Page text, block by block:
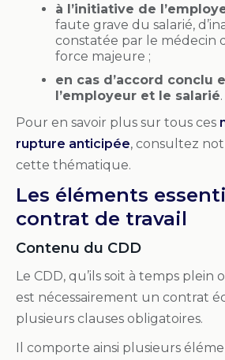
à l’initiative de
faute grave du salarié,
constatée par le médecin
force majeure ;
en cas d’accord conclu
l’employeur et le salarié.
Pour en savoir plus sur tous ces
rupture anticipée, consultez
cette thématique.
Les éléments
contrat de travail
Contenu du CDD
Le CDD, qu’ils soit à temps plein
est nécessairement un contrat
plusieurs clauses obligatoires.
Il comporte ainsi plusieurs